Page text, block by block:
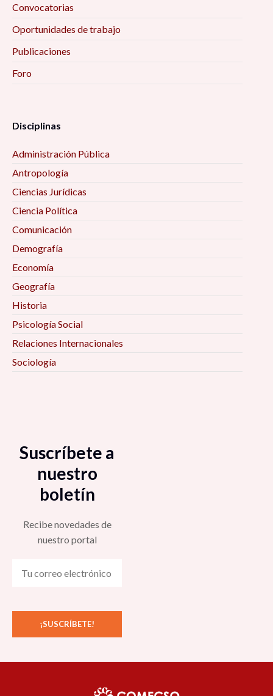
Convocatorias
Oportunidades de trabajo
Publicaciones
Foro
Disciplinas
Administración Pública
Antropología
Ciencias Jurídicas
Ciencia Política
Comunicación
Demografía
Economía
Geografía
Historia
Psicología Social
Relaciones Internacionales
Sociología
Suscríbete a
nuestro
boletín
Recibe novedades de
nuestro portal